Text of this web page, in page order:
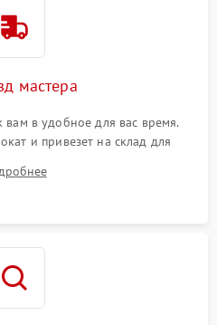
мастера
вам в удобное для вас время.
и привезет на склад для